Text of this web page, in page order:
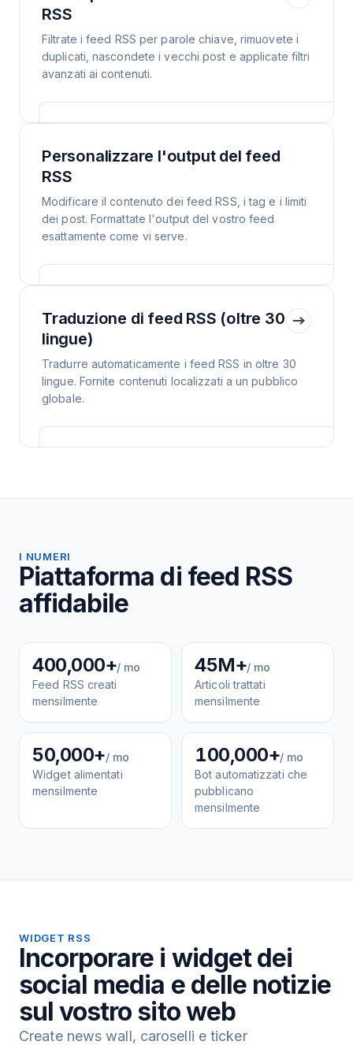
RSS
Filtrate i feed RSS per parole chiave, rimuovete i
duplicati, nascondete i vecchi post e applicate filtri
avanzati ai contenuti.
Personalizzare l'output del feed
RSS
Modificare il contenuto dei feed RSS, i tag e i limiti
dei post. Formattate l'output del vostro feed
esattamente come vi serve.
Traduzione di feed RSS (oltre 30
lingue)
Tradurre automaticamente i feed RSS in oltre 30
lingue. Fornite contenuti localizzati a un pubblico
globale.
I NUMERI
Piattaforma di feed RSS
affidabile
400,000+/ mo
Feed RSS creati
mensilmente
45M+/ mo
Articoli trattati
mensilmente
50,000+/ mo
Widget alimentati
mensilmente
100,000+/ mo
Bot automatizzati che
pubblicano
mensilmente
WIDGET RSS
Incorporare i widget dei
social media e delle notizie
sul vostro sito web
Create news wall, caroselli e ticker